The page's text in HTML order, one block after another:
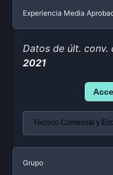
Experiencia Media
Datos de últ. conv.
2021
Grupo